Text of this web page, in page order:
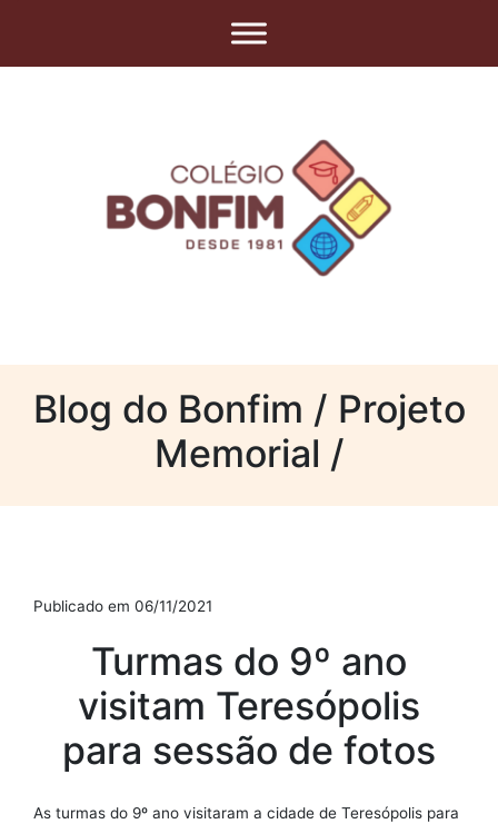
Blog do Bonfim / Projeto
Memorial /
Publicado em 06/11/2021
Turmas do 9º ano
visitam Teresópolis
para sessão de fotos
As turmas do 9º ano visitaram a cidade de Teresópolis para